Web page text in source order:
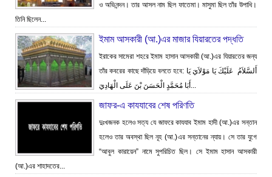
ও অভিনন্দন। তার আসল নাম ছিল ফাতেমা। মাসুমা ছিল তাঁর উপাধি।
তিনি ছিলেন...
ইমাম আসকারী (আ.)এর মাজার যিয়ারতের পদ্ধতি
ইরাকের সামেরা শহরে ইমাম হাসান আসকারী (আ.)এর যিয়ারতের জন্য
তাঁর কবরের কাছে দাঁড়িয়ে বলতে হবে: أَلسَّلاَمُ عَلَيْكَ يَا مَوْلاَيَ يَا
أَبَا مُحَمَّدٍ الْحَسَنَ بْنَ عَلَى الْهَادِيَ...
জাফর-এ কাযযাবের শেষ পরিণতি
দুঃখজনক হলেও সত্য যে জাফরে কাযযাব ইমাম হাদী (আ.)এর সন্তান
হলেও তার অবস্থা ছিল নূহ (আ.)এর সন্তানের ন্যায়। সে তার যুগে
“আবুল কারায়েন” নামে সুপরিচিত ছিল। সে ইমাম হাসান আসকারী
(আ.)এর শাহাদতের...